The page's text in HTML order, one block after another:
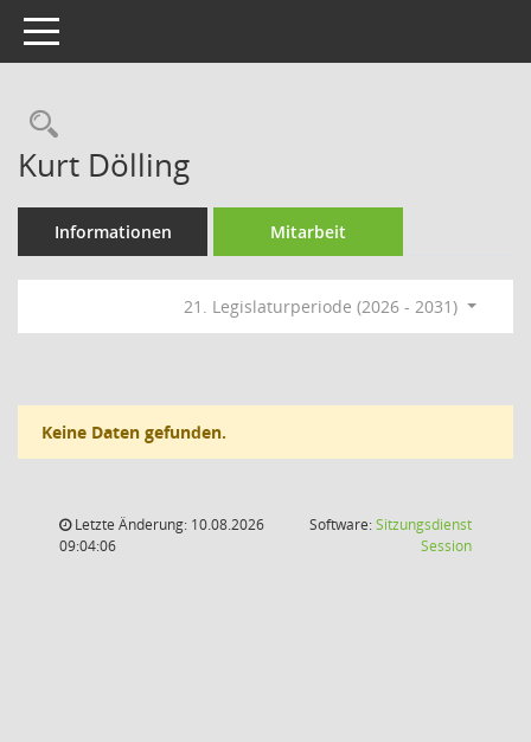
Toggle navigation
Rechercheauswahl
Kurt Dölling
Informationen Mitarbeit
21. Legislaturperiode (2026 - 2031)
Keine Daten gefunden.
Letzte Änderung: 10.08.2026
09:04:06
Software:Sitzungsdienst
Session(Wird in